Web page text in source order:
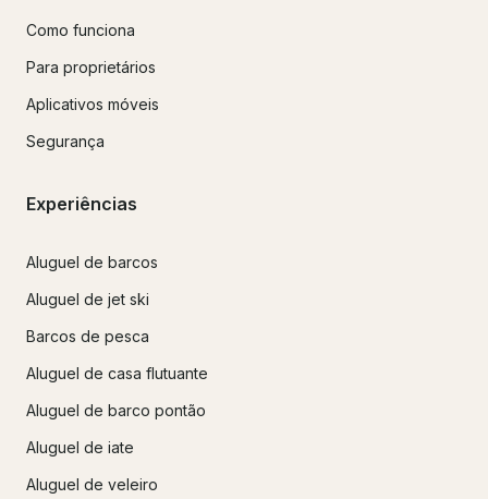
Como funciona
Para proprietários
Aplicativos móveis
Segurança
Experiências
Aluguel de barcos
Aluguel de jet ski
Barcos de pesca
Aluguel de casa flutuante
Aluguel de barco pontão
Aluguel de iate
Aluguel de veleiro